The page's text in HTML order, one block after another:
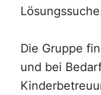
Die Gruppe
und bei